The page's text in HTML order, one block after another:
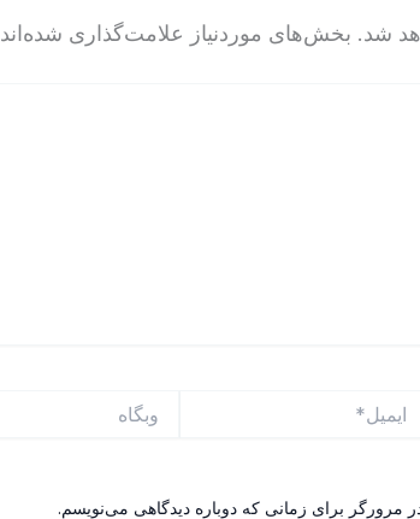
شد. بخش‌های موردنیاز علامت‌گذاری شده‌اند
مرورگر برای زمانی که دوباره دیدگاهی می‌نویسم.